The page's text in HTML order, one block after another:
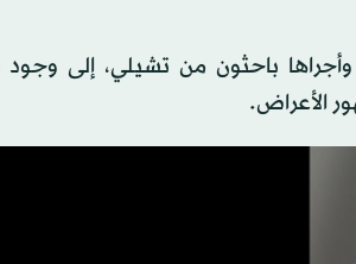
باحثون من تشيلي، إلى
الأعراض.